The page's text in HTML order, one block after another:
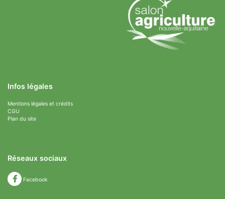
Infos légales
Mentions légales et crédits
CGU
Plan du site
Réseaux sociaux
Facebook